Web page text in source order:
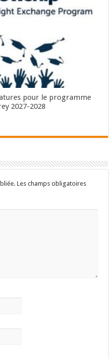
pour le programme
2027-2028
Les champs obligatoires